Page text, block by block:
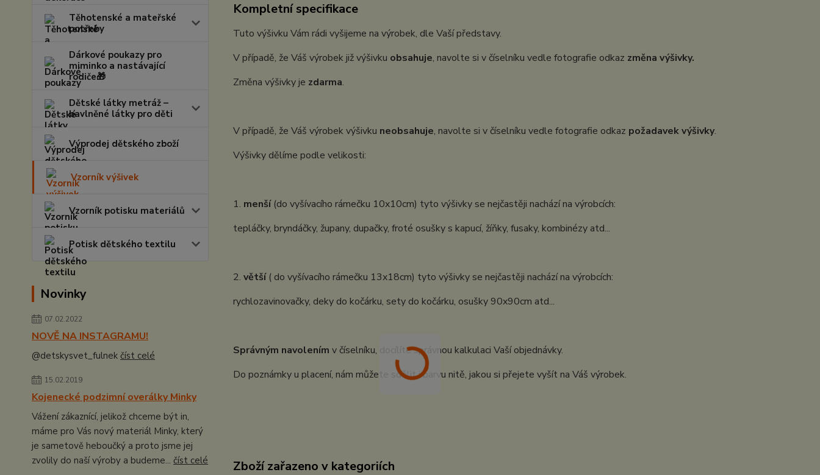
Těhotenské a mateřské
potřeby
Dárkové poukazy pro
miminko a nastávající
rodiče🎁
Dětské látky metráž –
bavlněné látky pro děti
Výprodej dětského zboží
Vzorník výšivek
Vzorník potisku materiálů
Potisk dětského textilu
Novinky
07.02.2022
NOVĚ NA INSTAGRAMU!
@detskysvet_fulnek číst celé
15.02.2019
Kojenecké podzimní overálky Minky
Vážení zákaznící, jelikož chceme být in,
máme pro Vás nový materiál Minky, který
je sametově heboučký a proto jsme jej
zvolily do naší výroby a budeme... číst celé
Kompletní specifikace
Tuto výšivku Vám rádi vyšijeme na výrobek, dle Vaší představy.
V případě, že Váš výrobek již výšivku obsahuje, navolte si v číselníku vedle fotografie odkaz změna výšivky.
Změna výšivky je zdarma.
V případě, že Váš výrobek výšivku neobsahuje, navolte si v číselníku vedle fotografie odkaz požadavek výšivky.
Výšivky dělíme podle velikosti:
1. menší(do vyšívacího rámečku 10x10cm) tyto výšivky se nejčastěji nachází na výrobcích:
tepláčky, bryndáčky, župany, dupačky, froté osušky s kapucí, žíňky, fusaky, kombinézy atd...
2. větší( do vyšívacího rámečku 13x18cm) tyto výšivky se nejčastěji nachází na výrobcích:
rychlozavinovačky, deky do kočárku, sety do kočárku, osušky 90x90cm atd...
Správným navolením v číselníku, docílíte správnou kalkulaci Vaší objednávky.
Do poznámky u placení, nám můžete sdělit i barvu nitě, jakou si přejete vyšít na Váš výrobek.
Zboží zařazeno v kategoriích